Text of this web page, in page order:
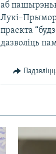
аб
праекта
дазволіць